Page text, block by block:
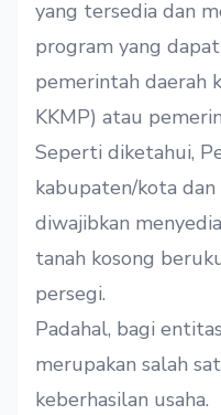
yang tersedia dan
program yang
pemerintah daerah
KKMP) atau
Seperti diketahui,
kabupaten/kota
diwajibkan
tanah kosong
persegi.
Padahal, bagi
merupakan salah
keberhasilan usaha.